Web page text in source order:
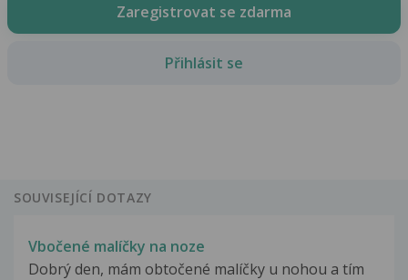
Zaregistrovat se zdarma
Přihlásit se
SOUVISEJÍCÍ DOTAZY
Vbočené malíčky na noze
Dobrý den, mám obtočené malíčky u nohou a tím